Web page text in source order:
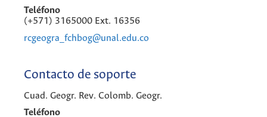
Teléfono
(+571) 3165000 Ext. 16356
rcgeogra_fchbog@unal.edu.co
Contacto de soporte
Cuad. Geogr. Rev. Colomb. Geogr.
Teléfono